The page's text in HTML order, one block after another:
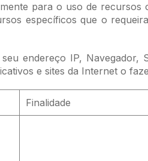
para o uso de recursos
específicos que o
endereço IP,
e sites da Internet o
Finalidade